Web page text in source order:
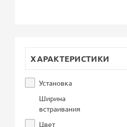
ХАРАКТЕРИСТИКИ
Установка
Ширина
встраивания
Цвет